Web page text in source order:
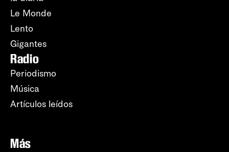
Le Monde
Lento
Gigantes
Radio
Periodismo
Música
Artículos leídos
Más